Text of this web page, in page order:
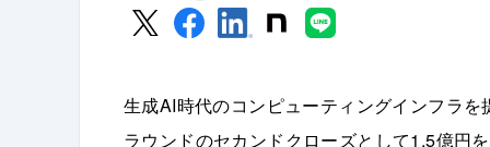
生成AI時代のコンピューティングインフラを
ラウンドのセカンドクローズとして1.5億円